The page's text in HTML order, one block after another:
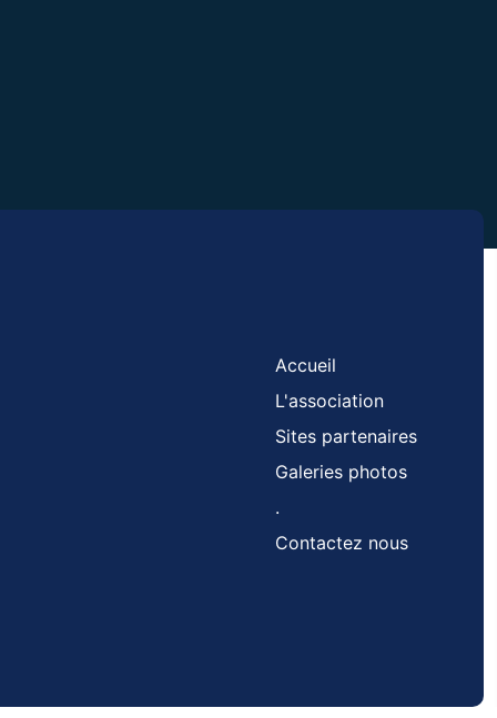
Accueil
L'association
Sites partenaires
Galeries photos
.
Contactez nous